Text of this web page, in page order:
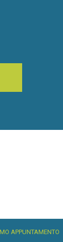
APPUNTAMENTO